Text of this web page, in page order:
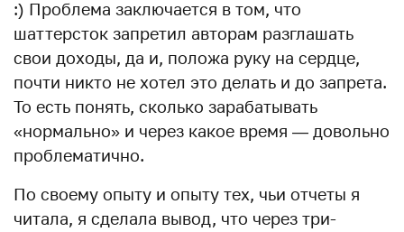
:) Проблема заключается в том, что
шаттерсток запретил авторам разглашать
свои доходы, да и, положа руку на сердце,
почти никто не хотел это делать и до запрета.
То есть понять, сколько зарабатывать
«нормально» и через какое время — довольно
проблематично.
По своему опыту и опыту тех, чьи отчеты я
читала, я сделала вывод, что через три-